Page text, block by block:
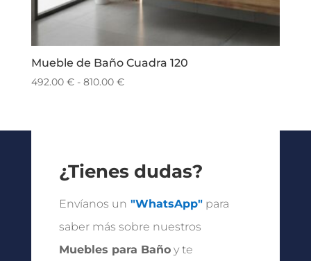
Mueble de Baño Cuadra 120
492.00 € - 810.00 €Rango
hasta
810.00 €
¿Tienes dudas?
Envíanos un "WhatsApp"para
saber más sobre nuestros
Muebles para Bañoy te